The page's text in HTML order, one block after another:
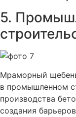
5.
Мраморный
в промышленном
производства
создания